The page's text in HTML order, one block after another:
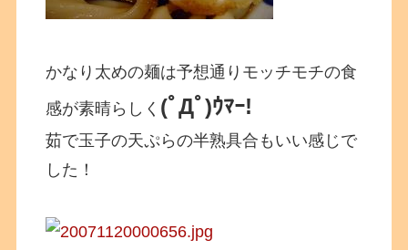
かなり太めの麺は予想通りモッチモチの食
感が素晴らしく (ﾟДﾟ)ｳﾏｰ!
茹で玉子の天ぷらの半熟具合もいい感じで
した！